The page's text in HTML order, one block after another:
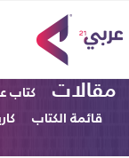
مقالات كتاب
قائمة الكتاب